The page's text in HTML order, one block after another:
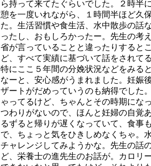
ら持って来てたぐらいでした。２時半
憩を一度いれながら、１時間半ほど久
た。生活習慣や食生活、水中散歩の話
ったし、おもしろかったー。先生の考
省が言っていることと違ったりすると
ど、すべて実績に基づいて話をされて
特にここ５年間の分娩状況などをみる
なーと、安心感がうまれました。妊娠
ザートがだめっていうのも納得でした
ゃってるけど、ちゃんとその時期にな
つわりがないので、ほんと妊婦の自覚
るずると帰りが遅くなっていて、食事
で、ちょっと気をひきしめなくちゃ。
チャレンジしてみようかな。先生の話
ど、栄養士の進先生のお話が。カロリ